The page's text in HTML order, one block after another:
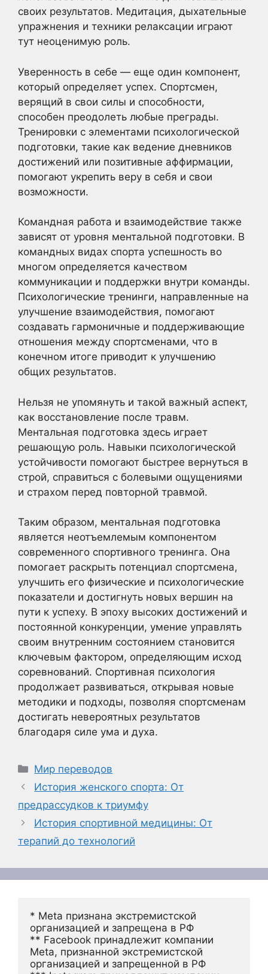
своих результатов. Медитация, дыхательные
упражнения и техники релаксации играют
тут неоценимую роль.
Уверенность в себе — еще один компонент,
который определяет успех. Спортсмен,
верящий в свои силы и способности,
способен преодолеть любые преграды.
Тренировки с элементами психологической
подготовки, такие как ведение дневников
достижений или позитивные аффирмации,
помогают укрепить веру в себя и свои
возможности.
Командная работа и взаимодействие также
зависят от уровня ментальной подготовки. В
командных видах спорта успешность во
многом определяется качеством
коммуникации и поддержки внутри команды.
Психологические тренинги, направленные на
улучшение взаимодействия, помогают
создавать гармоничные и поддерживающие
отношения между спортсменами, что в
конечном итоге приводит к улучшению
общих результатов.
Нельзя не упомянуть и такой важный аспект,
как восстановление после травм.
Ментальная подготовка здесь играет
решающую роль. Навыки психологической
устойчивости помогают быстрее вернуться в
строй, справиться с болевыми ощущениями
и страхом перед повторной травмой.
Таким образом, ментальная подготовка
является неотъемлемым компонентом
современного спортивного тренинга. Она
помогает раскрыть потенциал спортсмена,
улучшить его физические и психологические
показатели и достигнуть новых вершин на
пути к успеху. В эпоху высоких достижений и
постоянной конкуренции, умение управлять
своим внутренним состоянием становится
ключевым фактором, определяющим исход
соревнований. Спортивная психология
продолжает развиваться, открывая новые
методики и подходы, позволяя спортсменам
достигать невероятных результатов
благодаря силе ума и духа.
Рубрики
Мир переводов
История женского спорта: От
предрассудков к триумфу
История спортивной медицины: От
терапий до технологий
* Meta признана экстремистской
организацией и запрещена в РФ
** Facebook принадлежит компании
Meta, признанной экстремистской
организацией и запрещенной в РФ